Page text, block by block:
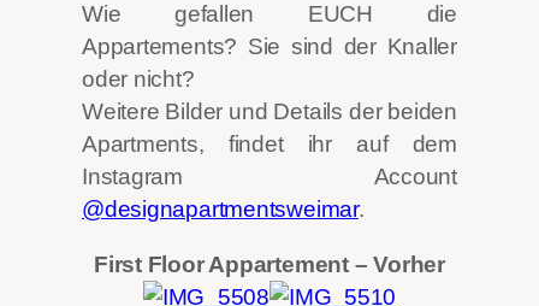
Wie gefallen EUCH die
Appartements? Sie sind der Knaller
oder nicht?
Weitere Bilder und Details der beiden
Apartments, findet ihr auf dem
Instagram Account
@designapartmentsweimar.
First Floor Appartement – Vorher